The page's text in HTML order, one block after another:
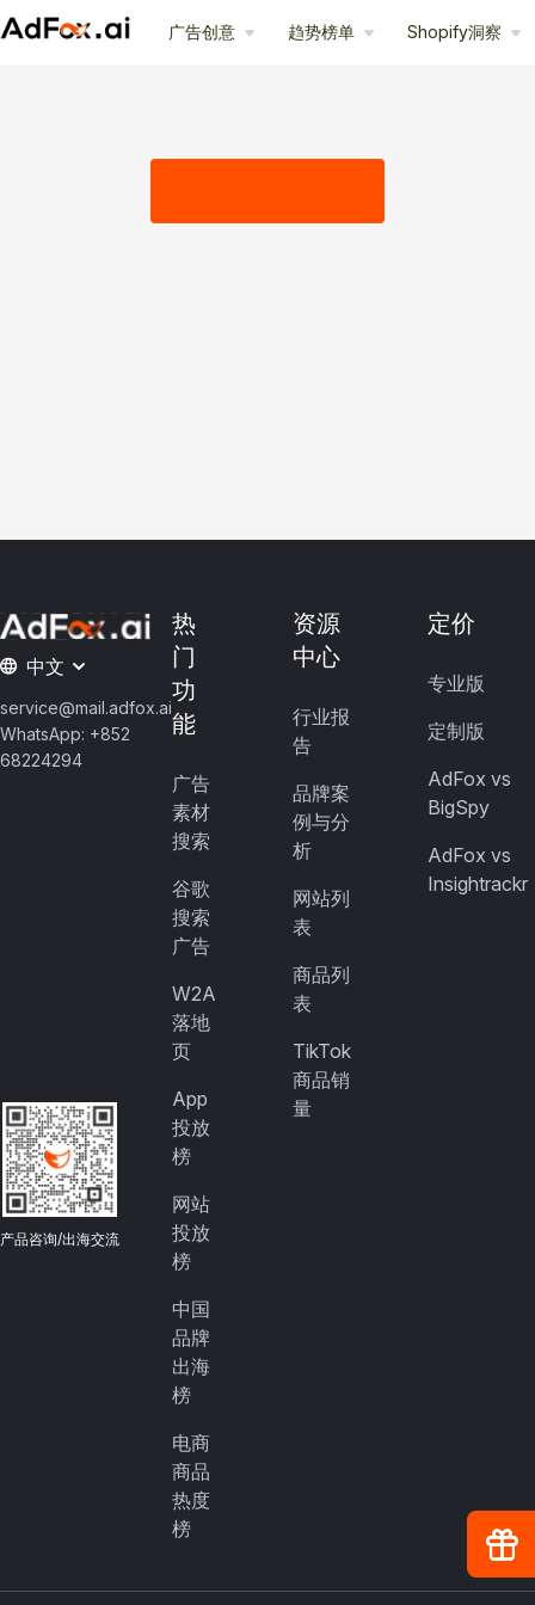
广告创意 趋势榜单 Shopify洞察
中文
service@mail.adfox.ai
WhatsApp: +852
68224294
产品咨询/出海交流
热
门
功
能
广告
素材
搜索
谷歌
搜索
广告
W2A
落地
页
App
投放
榜
网站
投放
榜
中国
品牌
出海
榜
电商
商品
热度
榜
资源
中心
行业报
告
品牌案
例与分
析
网站列
表
商品列
表
TikTok
商品销
量
定价
专业版
定制版
AdFox vs
BigSpy
AdFox vs
Insightrackr